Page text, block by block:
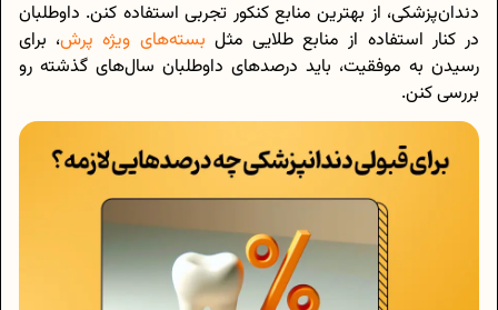
دندان‌پزشکی، از بهترین منابع کنکور تجربی استفاده کنن. داوطلبان
در کنار استفاده از منابع طلایی مثل بسته‌های ویژه پرش، برای
رسیدن به موفقیت، باید درصد‌های داوطلبان سال‌های گذشته رو
بررسی کنن.